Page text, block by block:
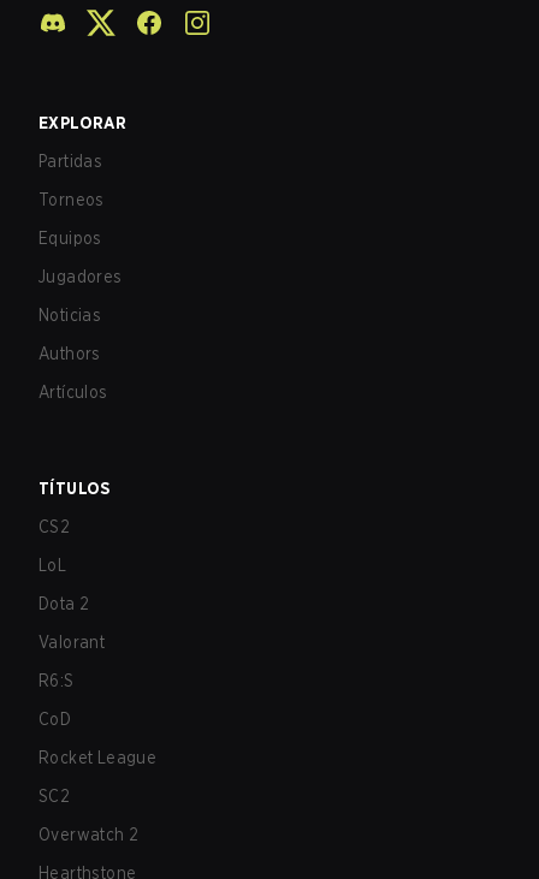
EXPLORAR
Partidas
Torneos
Equipos
Jugadores
Noticias
Authors
Artículos
TÍTULOS
CS2
LoL
Dota 2
Valorant
R6:S
CoD
Rocket League
SC2
Overwatch 2
Hearthstone